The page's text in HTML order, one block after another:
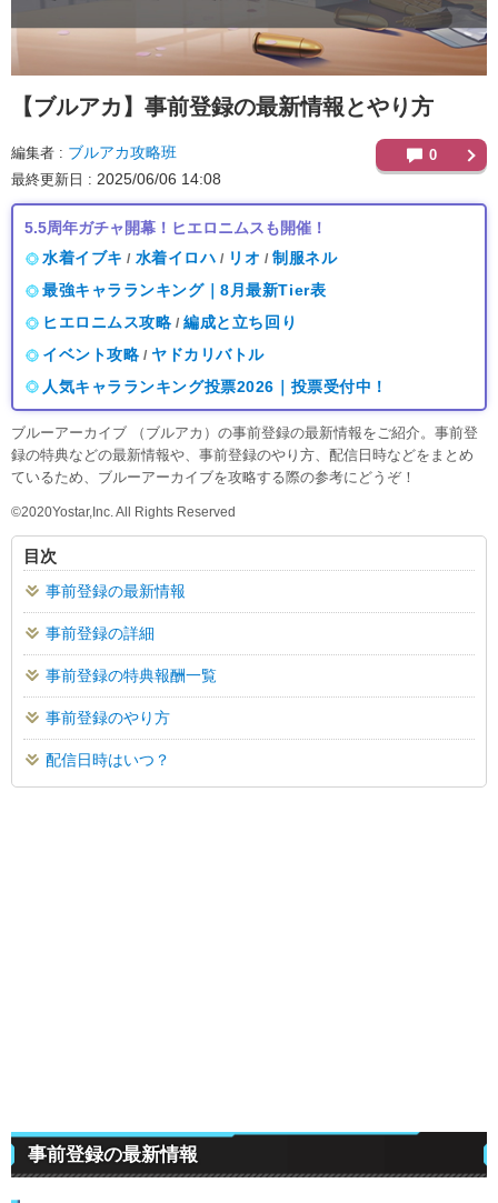
【ブルアカ】 事前登録の最新情報とやり方
編集者 ブルアカ攻略班
最終更新日 2025/06/06 14:08
0
5.5周年ガチャ開幕！ヒエロニムスも開催！
水着イブキ / 水着イロハ / リオ / 制服ネル
最強キャラランキング｜8月最新Tier表
ヒエロニムス攻略 / 編成と立ち回り
イベント攻略 / ヤドカリバトル
人気キャラランキング投票2026｜投票受付中！
ブルーアーカイブ （ブルアカ）の事前登録の最新情報をご紹介。事前登
録の特典などの最新情報や、事前登録のやり方、配信日時などをまとめ
ているため、ブルーアーカイブを攻略する際の参考にどうぞ！
©2020Yostar,Inc. All Rights Reserved
目次
事前登録の最新情報
事前登録の詳細
事前登録の特典報酬一覧
事前登録のやり方
配信日時はいつ？
事前登録の最新情報